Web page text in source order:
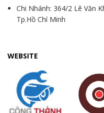
Chi Nhánh: 364/2 Lê Văn
Tp.Hồ Chí Minh
WEBSITE